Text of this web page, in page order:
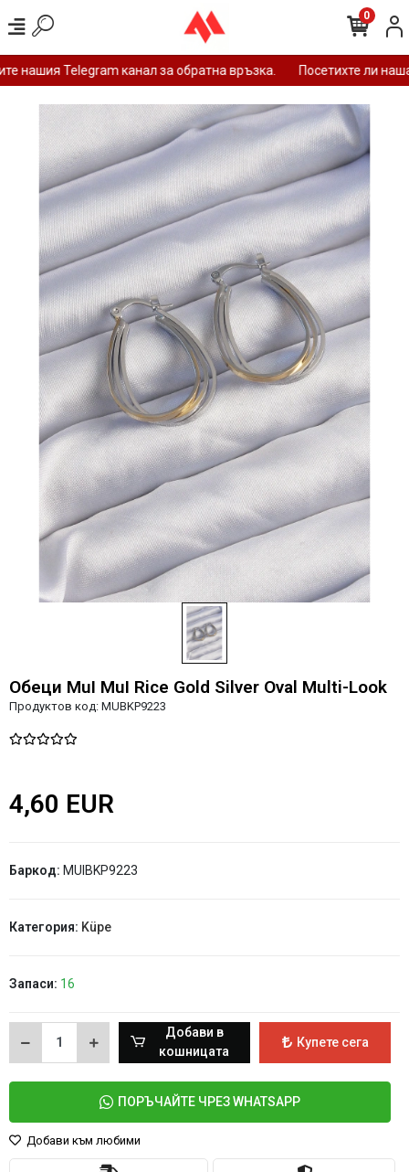
нашия Telegram канал за обратна връзка. Посетихте ли
0
Обеци MuI MuI Rice Gold Silver Oval Multi-Look
Продуктов код: MUBKP9223
4,60 EUR
Баркод: MUIBKP9223
Категория: Küpe
Запаси: 16
Добави в
кошницата
Купете сега
ПОРЪЧАЙТЕ ЧРЕЗ WHATSAPP
Добави към любими